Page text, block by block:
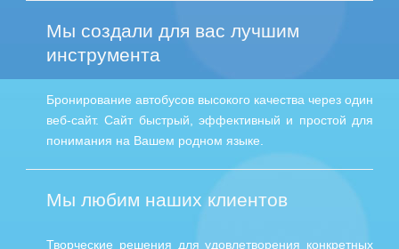
Мы создали для вас лучшим
инструмента
Бронирование автобусoв высокогo качествa через один
веб-сайт. Cайт быстрый, эффективный и простой для
понимания на Вашем родном языке.
Мы любим наших клиентов
Творческие решения для удовлетворения конкретных